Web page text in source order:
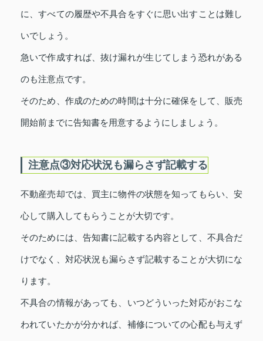
に、すべての履歴や不具合をすぐに思い出すことは難し
いでしょう。
急いで作成すれば、抜け漏れが生じてしまう恐れがある
のも注意点です。
そのため、作成のための時間は十分に確保をして、販売
開始前までに告知書を用意するようにしましょう。
注意点③対応状況も漏らさず記載する
不動産売却では、買主に物件の状態を知ってもらい、安
心して購入してもらうことが大切です。
そのためには、告知書に記載する内容として、不具合だ
けでなく、対応状況も漏らさず記載することが大切にな
ります。
不具合の情報があっても、いつどういった対応がおこな
われていたかが分かれば、補修についての心配も与えず